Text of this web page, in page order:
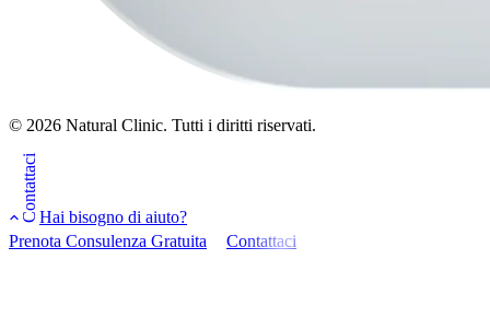
© 2026 Natural Clinic. Tutti i diritti riservati.
Contattaci Hai bisogno di aiuto?
Prenota Consulenza Gratuita
Contattaci